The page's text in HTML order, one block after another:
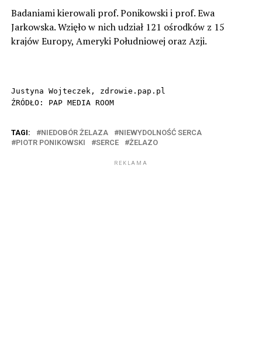
Badaniami kierowali prof. Ponikowski i prof. Ewa
Jarkowska. Wzięło w nich udział 121 ośrodków z 15
krajów Europy, Ameryki Południowej oraz Azji.
Justyna Wojteczek, zdrowie.pap.pl
ŹRÓDŁO: PAP MEDIA ROOM
TAGI: NIEDOBÓR ŻELAZA
NIEWYDOLNOŚĆ SERCA
PIOTR PONIKOWSKI
SERCE ŻELAZO
REKLAMA